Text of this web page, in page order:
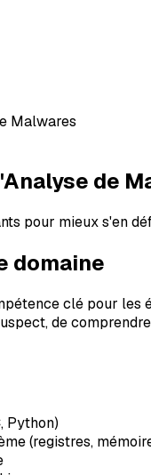
Malwares
de
pour mieux s'en
domaine
clé pour les
de
Python)
(registres,